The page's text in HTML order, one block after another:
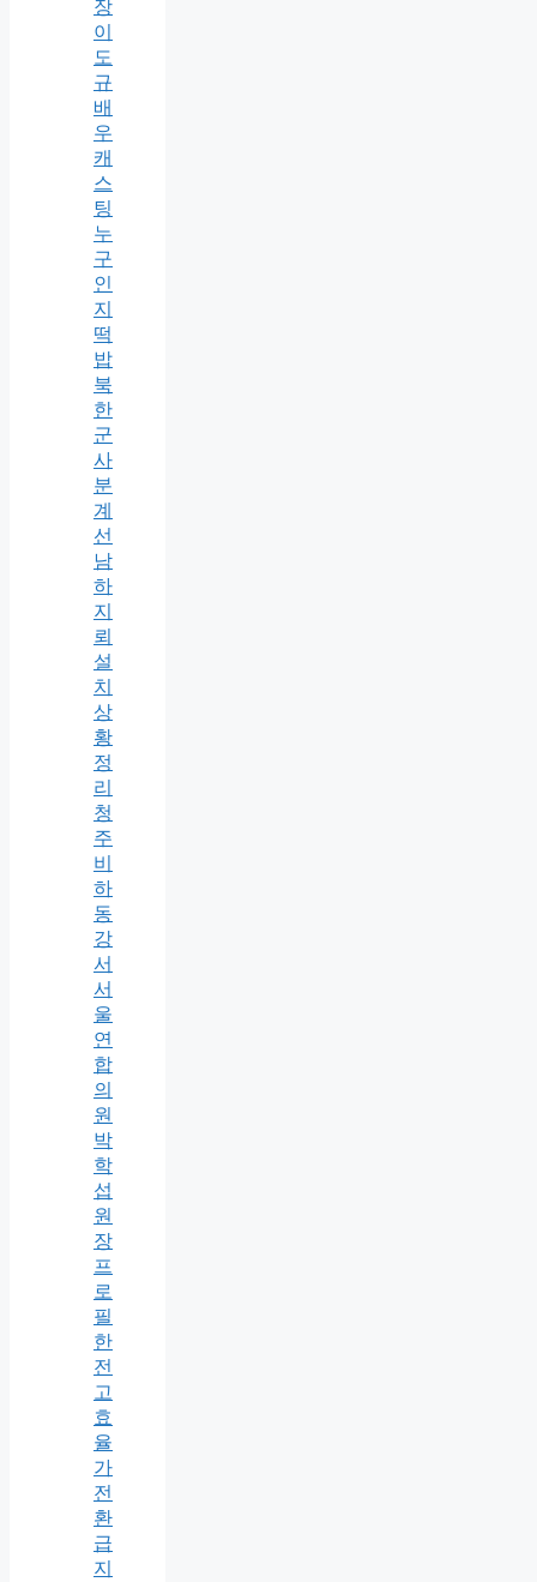
장
이
도
규
배
우
캐
스
팅
누
구
인
지
떡
밥
북
한
군
사
분
계
선
남
하
지
뢰
설
치
상
황
정
리
청
주
비
하
동
강
서
서
울
연
합
의
원
박
학
섭
원
장
프
로
필
한
전
고
효
율
가
전
환
급
지